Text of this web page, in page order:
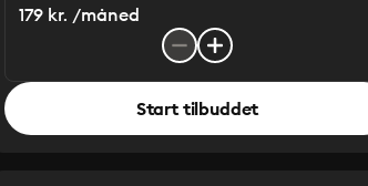
179 kr. /måned
Start tilbuddet